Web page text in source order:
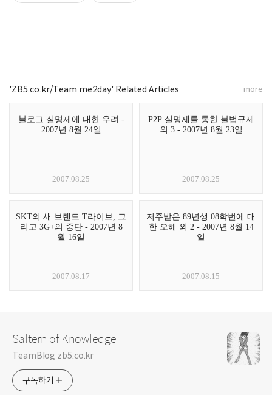
'ZB5.co.kr/Team me2day' Related Articles
블로그 실명제에 대한 우려 -
2007년 8월 24일
2007.08.25
P2P 실명제를 통한 불법규제
외 3 - 2007년 8월 23일
2007.08.25
SKT의 새 브랜드 T라이브, 그
리고 3G+의 중단 - 2007년 8
월 16일
2007.08.17
저주받은 89년생 08학번에 대
한 오해 외 2 - 2007년 8월 14
일
2007.08.15
more
Saltern of Knowledge
TeamBlog zb5.co.kr
구독하기